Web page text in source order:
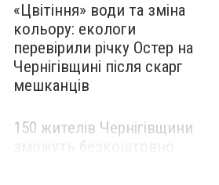
«Цвітіння» води та зміна
кольору: екологи
перевірили річку Остер на
Чернігівщині після скарг
мешканців
150 жителів Чернігівщини
зможуть безкоштовно